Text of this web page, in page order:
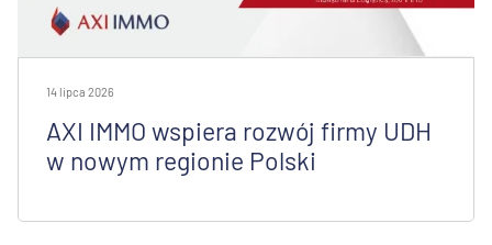
14 lipca 2026
AXI IMMO wspiera rozwój firmy UDH
w nowym regionie Polski